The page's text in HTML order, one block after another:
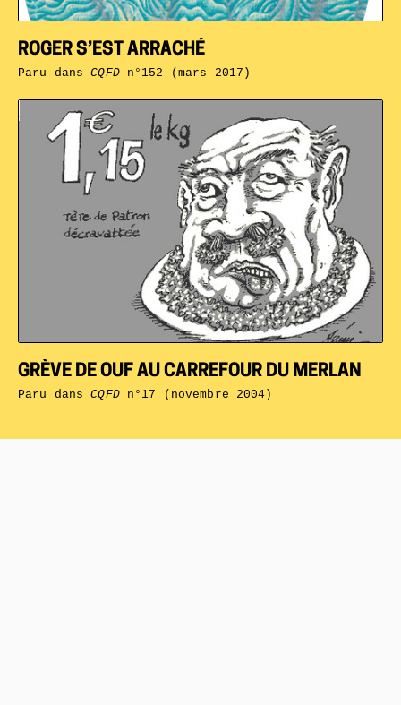
GRÈVE DE OUF AU CARREFOUR DU MERLAN
Paru dansCQFDn°17 (novembre 2004)
ROGER S’EST ARRACHÉ
Paru dansCQFDn°152 (mars 2017)